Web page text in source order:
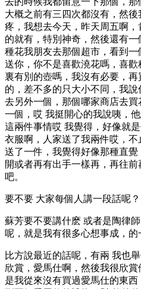
大概之前有三四次都沒有，然
疼，我想去今天，昨天周五啊
的就有，特別神奇，然後還有一
種花我朋友去那個超市，看到
送你，你不是喜歡澆花嗎，喜
裏有別的壺嗎，我沒有必要，
的，差不多的只大小不同，我
去另外一個，那個哪家商店去
一個，哎 我挺開心的我說咦，
這兩件事情哎 我覺得，好像就
衣服啊，人家送了我兩件哎，
送了一件，我覺得好像那種直
開或者再有出手一樣再，再往
吧。
要不要 大家每個人講一段話呢？
蘇芳要不要講什麽 或者是陶律
呢，就是我有很多心想事成，的
比方說最近的話呢，有兩 我也
欣賞，愛馬仕啊，然後我很欣
是我從來沒有買過愛馬仕的東